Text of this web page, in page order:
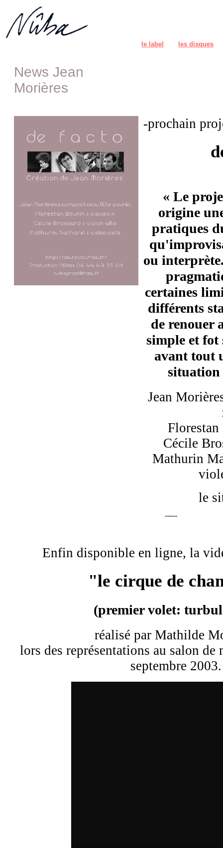
le label les disques
News Jean
Morières
-prochain
« Le
origine
pratiques
ou
certaines
différents
de renouer
simple et
avant tout
situation
Jean
Cécile
Mathurin
le
-----
Enfin disponible en ligne, la
"le cirque de
(premier volet:
réalisé par Mathilde
lors des représentations au salon de
septembre 2003.